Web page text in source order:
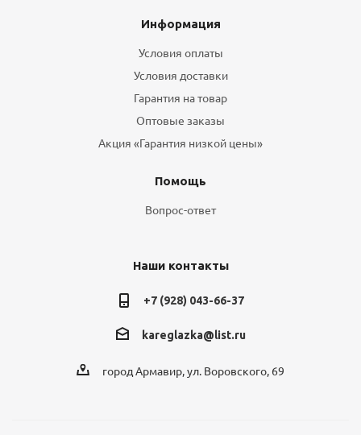
Информация
Условия оплаты
Условия доставки
Гарантия на товар
Оптовые заказы
Акция «Гарантия низкой цены»
Помощь
Вопрос-ответ
Наши контакты
+7 (928) 043-66-37
kareglazka@list.ru
город Армавир, ул. Воровского, 69